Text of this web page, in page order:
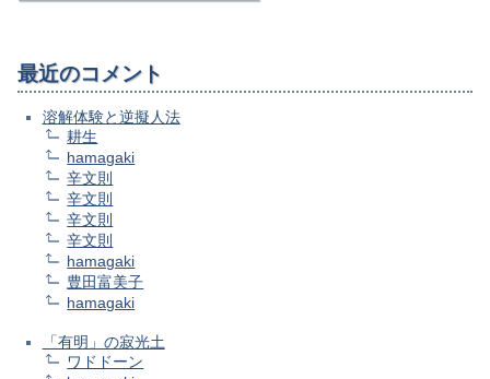
最近のコメント
溶解体験と逆擬人法
耕生
hamagaki
辛文則
辛文則
辛文則
辛文則
hamagaki
豊田富美子
hamagaki
「有明」の寂光土
ワドドーン